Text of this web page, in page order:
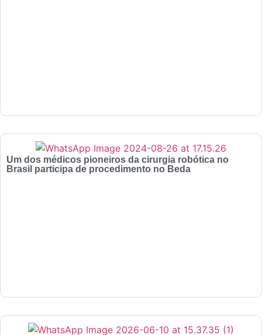
Um dos médicos pioneiros da cirurgia robótica no
Brasil participa de procedimento no Beda